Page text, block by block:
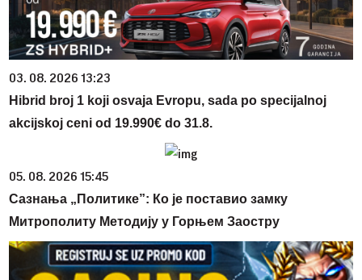
03. 08. 2026 13:23
Hibrid broj 1 koji osvaja Evropu, sada po specijalnoj
akcijskoj ceni od 19.990€ do 31.8.
05. 08. 2026 15:45
Сазнања „Политике”: Ко је поставио замку
Митрополиту Методију у Горњем Заостру